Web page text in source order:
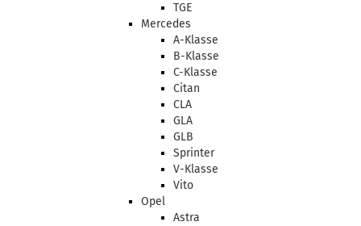
TGE
Mercedes
A-Klasse
B-Klasse
C-Klasse
Citan
CLA
GLA
GLB
Sprinter
V-Klasse
Vito
Opel
Astra